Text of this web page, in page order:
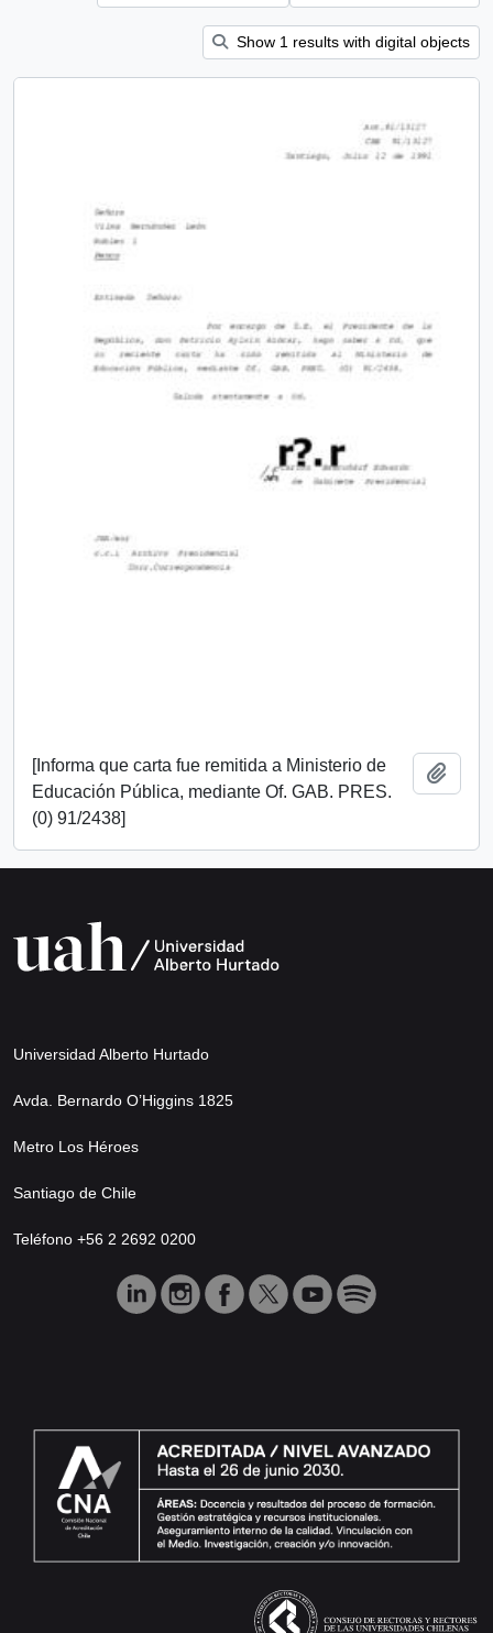
Show 1 results with digital objects
[Informa que carta fue remitida a Ministerio de
Educación Pública, mediante Of. GAB. PRES.
(0) 91/2438]
Universidad Alberto Hurtado
Avda. Bernardo O’Higgins 1825
Metro Los Héroes
Santiago de Chile
Teléfono +56 2 2692 0200